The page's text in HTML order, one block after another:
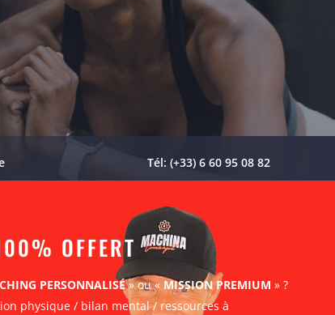
Tél: (+33) 6 60 95 08 82
OFFERT
PERSONNALISÉ» ou « MISSION PREMIUM » ?
physique / bilan mental / ressources à